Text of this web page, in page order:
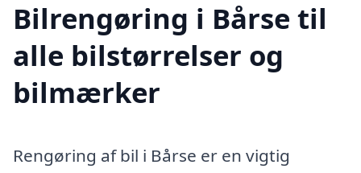
Bilrengøring i Bårse til
alle bilstørrelser og
bilmærker
Rengøring af bil i Bårse er en vigtig